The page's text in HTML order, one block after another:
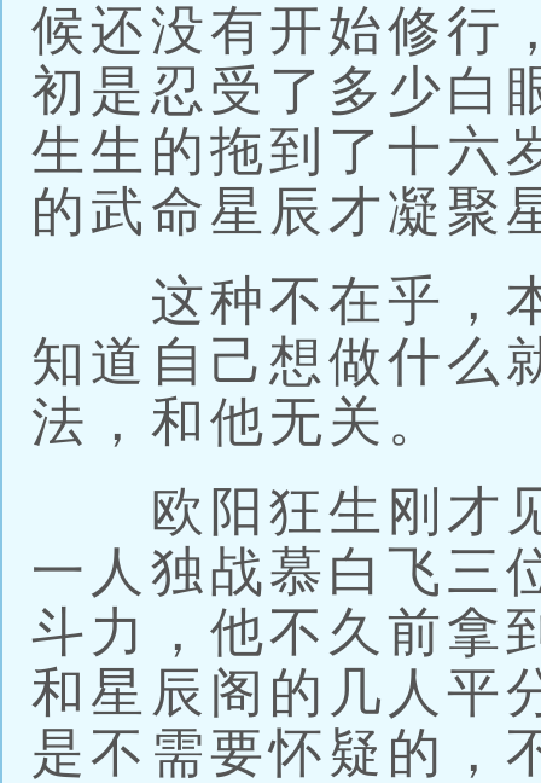
候还没有开始修行
初是忍受了多少白
生生的拖到了十六
的武命星辰才凝聚
这种不在乎，本
知道自己想做什么
法，和他无关。
欧阳狂生刚才见
一人独战慕白飞三
斗力，他不久前拿
和星辰阁的几人平
是不需要怀疑的，